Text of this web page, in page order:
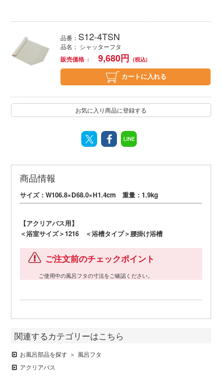
品番： S12-4TSN
品名： シャッターフタ
販売価格
9,680円
カートに入れる
お気に入り商品に登録する
LINE
商品情報
サイズ：W106.8×D68.0×H1.4cm 重量：1.9kg
【アクリアバス用】
＜浴室サイズ＞1216 ＜浴槽タイプ＞腰掛け浴槽
ご注文前のチェックポイント
ご使用中の風呂フタの寸法をご確認ください。
関連するカテゴリーはこちら
お風呂部品を探す
風呂フタ
アクリアバス